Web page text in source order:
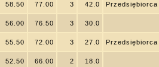
58.50 77.00 3 42.0 Przedsiębiorca
56.00 76.50 3 30.0
55.50 72.00 3 27.0 Przedsiębiorca
52.50 66.00 2 18.0